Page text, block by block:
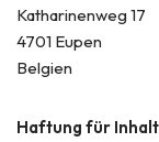
Katharinenweg 17
4701 Eupen
Belgien
Haftung für